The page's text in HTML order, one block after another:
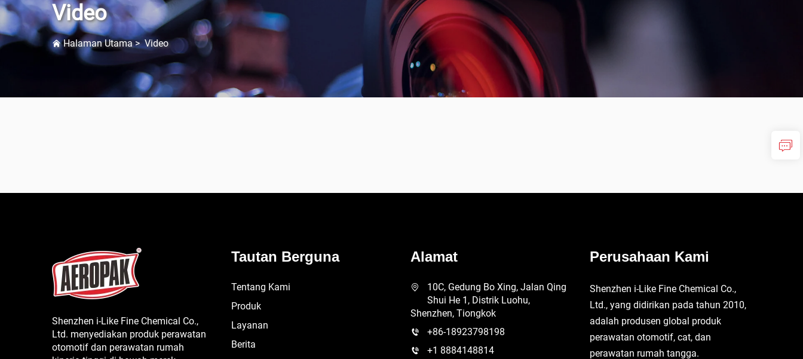
Video
Halaman Utama>Video
Shenzhen i-Like Fine Chemical Co.,
Ltd. menyediakan produk perawatan
otomotif dan perawatan rumah
Tautan Berguna
Tentang Kami
Produk
Layanan
Berita
Alamat
10C, Gedung Bo Xing, Jalan Qing
Shui He 1, Distrik Luohu,
Shenzhen, Tiongkok
+86-18923798198
+1 8884148814
Perusahaan Kami
Shenzhen i-Like Fine Chemical Co.,
Ltd., yang didirikan pada tahun 2010,
adalah produsen global produk
perawatan otomotif, cat, dan
perawatan rumah tangga.